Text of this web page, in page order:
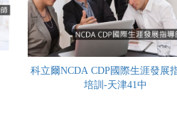
科立爾NCDA CDP國際生涯發展
培訓-天津41中